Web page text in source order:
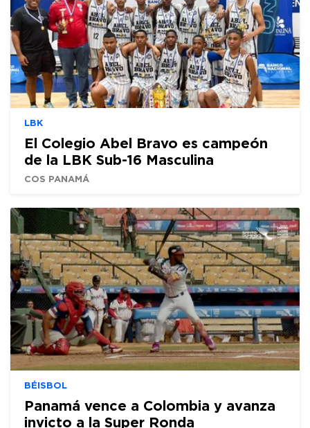
LBK
El Colegio Abel Bravo es campeón
de la LBK Sub-16 Masculina
COS PANAMÁ
BÉISBOL
Panamá vence a Colombia y avanza
invicto a la Super Ronda